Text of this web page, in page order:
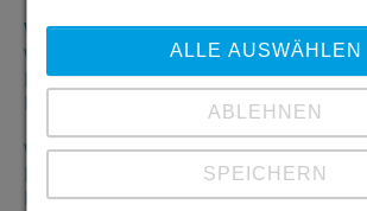
Warenausgabe
Werk Klagenfurt:
Mo–Do: 07:00–12:00 Uhr/12:30–16:00Uhr
Fr: 07:00–12:00 Uhr
Werk Lienz:
Mo–Do: 07:00-12:00 Uhr/13:00–16:00Uhr
Fr: 07:00–12:00 Uhr
ALLE AUSWÄHLEN
ABLEHNEN
SPEICHERN